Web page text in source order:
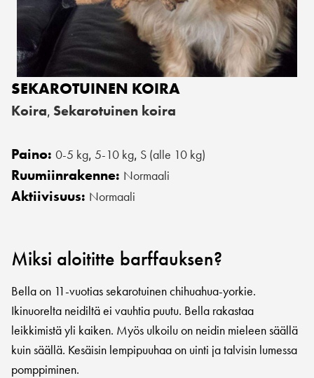
SEKAROTUINEN KOIRA
Koira, Sekarotuinen koira
Paino: 0-5 kg, 5-10 kg, S (alle 10 kg)
Ruumiinrakenne: Normaali
Aktiivisuus: Normaali
Miksi aloititte barffauksen?
Bella on 11-vuotias sekarotuinen chihuahua-yorkie.
Ikinuorelta neidiltä ei vauhtia puutu. Bella rakastaa
leikkimistä yli kaiken. Myös ulkoilu on neidin mieleen säällä
kuin säällä. Kesäisin lempipuuhaa on uinti ja talvisin lumessa
pomppiminen.